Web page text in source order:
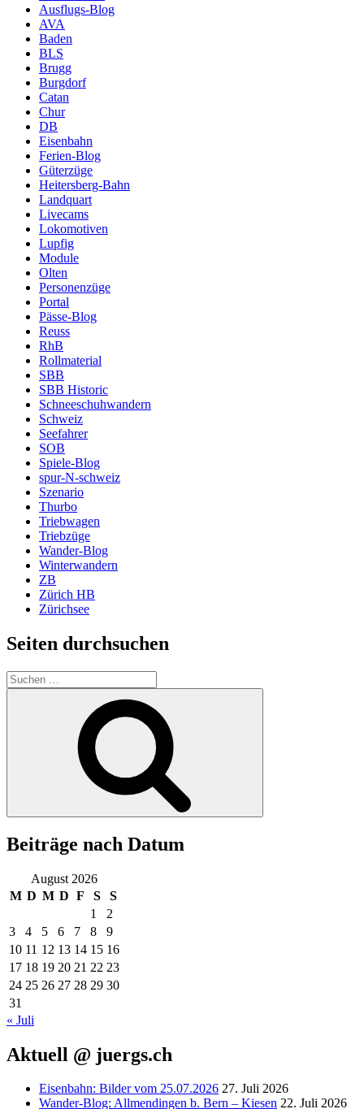
Ausflugs-Blog
AVA
Baden
BLS
Brugg
Burgdorf
Catan
Chur
DB
Eisenbahn
Ferien-Blog
Güterzüge
Heitersberg-Bahn
Landquart
Livecams
Lokomotiven
Lupfig
Module
Olten
Personenzüge
Portal
Pässe-Blog
Reuss
RhB
Rollmaterial
SBB
SBB Historic
Schneeschuhwandern
Schweiz
Seefahrer
SOB
Spiele-Blog
spur-N-schweiz
Szenario
Thurbo
Triebwagen
Triebzüge
Wander-Blog
Winterwandern
ZB
Zürich HB
Zürichsee
Seiten durchsuchen
Suchen
nach:
Beiträge nach Datum
August 2026
M D M D F S
S
1
2
3
4 5 6 7 8
9
10 11 12 13 14 15 16
17 18 19 20 21 22 23
24 25 26 27 28 29 30
31
« Juli
Aktuell @ juergs.ch
Eisenbahn: Bilder vom 25.07.2026 27. Juli 2026
Wander-Blog: Allmendingen b. Bern – Kiesen 22. Juli 2026